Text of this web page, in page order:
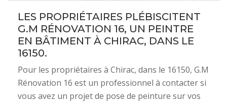
LES PROPRIÉTAIRES PLÉBISCITENT
G.M RÉNOVATION 16, UN PEINTRE
EN BÂTIMENT À CHIRAC, DANS LE
16150.
Pour les propriétaires à Chirac, dans le 16150, G.M
Rénovation 16 est un professionnel à contacter si
vous avez un projet de pose de peinture sur vos